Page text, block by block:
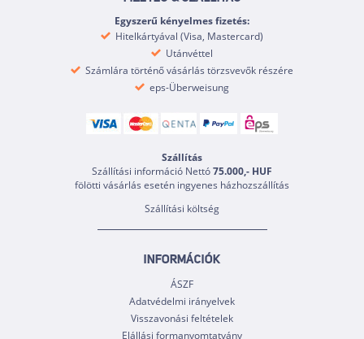
Egyszerű kényelmes fizetés:
Hitelkártyával (Visa, Mastercard)
Utánvéttel
Számlára történő vásárlás törzsvevők részére
eps-Überweisung
Szállítás
Szállítási információ Nettó75.000,- HUF
fölötti vásárlás esetén ingyenes házhozszállítás
Szállítási költség
INFORMÁCIÓK
ÁSZF
Adatvédelmi irányelvek
Visszavonási feltételek
Elállási formanyomtatvány